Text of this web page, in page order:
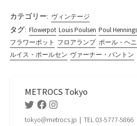
カテゴリー: ヴィンテージ
タグ: Flowerpot Louis Poulsen Poul
フラワーポット フロアランプ ポール・ヘ
ルイス・ポールセン ヴァーナー・パントン
METROCS Tokyo
TwitterFacebookInstagram
tokyo@metrocs.jp｜TEL 03-5777-5866